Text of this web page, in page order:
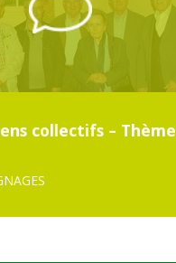
collectifs – Thème